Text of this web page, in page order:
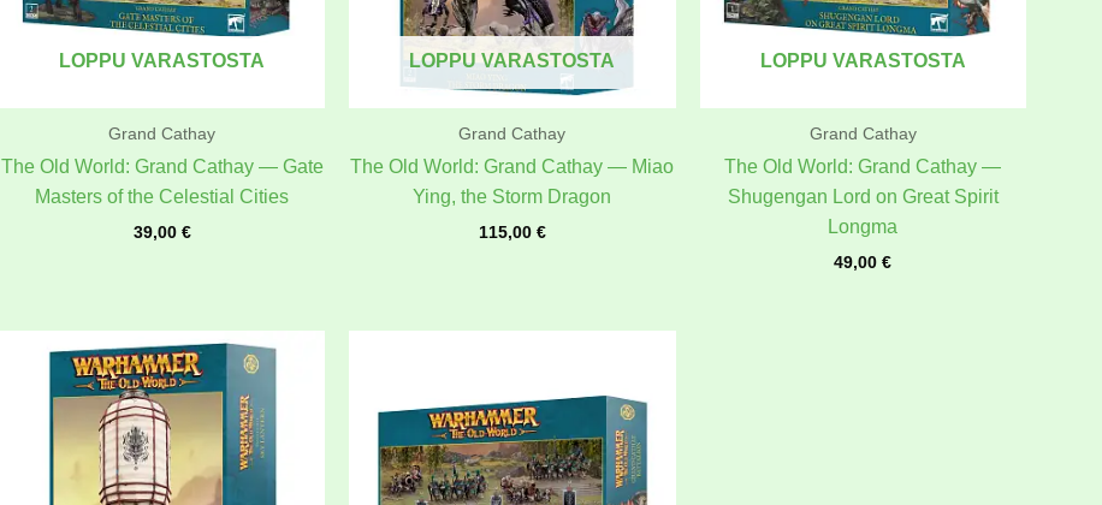
LOPPU VARASTOSTA
Grand Cathay
The Old World: Grand Cathay — Gate
Masters of the Celestial Cities
39,00 €
LOPPU VARASTOSTA
Grand Cathay
The Old World: Grand Cathay — Miao
Ying, the Storm Dragon
115,00 €
LOPPU VARASTOSTA
Grand Cathay
The Old World: Grand Cathay —
Shugengan Lord on Great Spirit
Longma
49,00€